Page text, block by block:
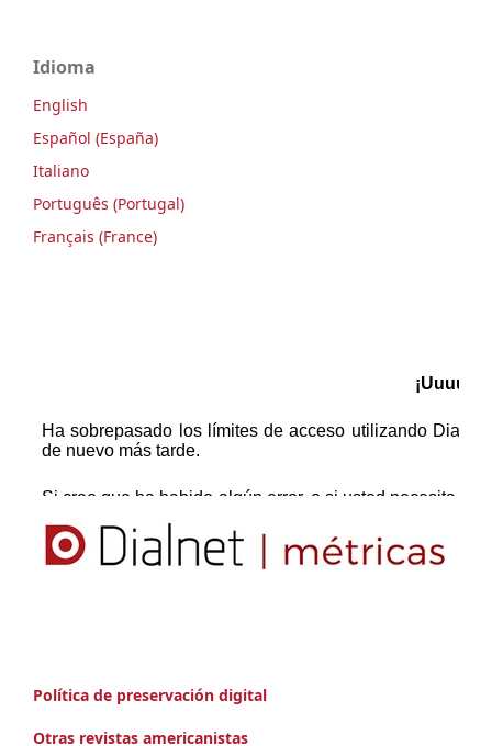
Idioma
English
Español (España)
Italiano
Português (Portugal)
Français (France)
Política de preservación digital
Otras revistas americanistas